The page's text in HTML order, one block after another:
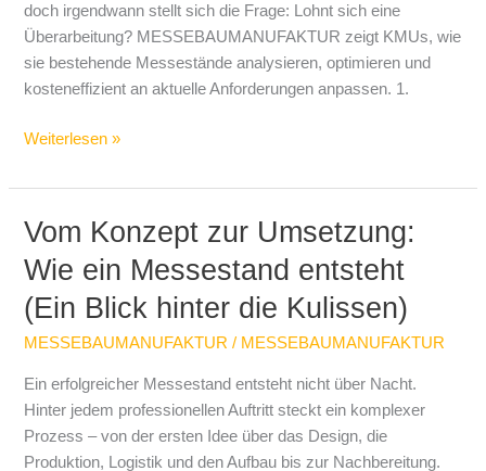
doch irgendwann stellt sich die Frage: Lohnt sich eine
Überarbeitung? MESSEBAUMANUFAKTUR zeigt KMUs, wie
sie bestehende Messestände analysieren, optimieren und
kosteneffizient an aktuelle Anforderungen anpassen. 1.
Weiterlesen »
Vom Konzept zur Umsetzung:
Wie ein Messestand entsteht
(Ein Blick hinter die Kulissen)
MESSEBAUMANUFAKTUR / MESSEBAUMANUFAKTUR
Ein erfolgreicher Messestand entsteht nicht über Nacht.
Hinter jedem professionellen Auftritt steckt ein komplexer
Prozess – von der ersten Idee über das Design, die
Produktion, Logistik und den Aufbau bis zur Nachbereitung.
Vom
zur
Umsetzung:
Wie
Messestand
entsteht
(Ein
Blick